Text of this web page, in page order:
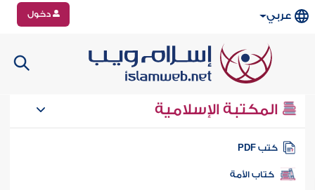
عربي دخول
المكتبة الإسلامية
كتب PDF